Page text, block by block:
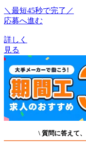
＼最短45秒で完了／
応募へ進む
詳しく
見る
\ 質問に答えて、